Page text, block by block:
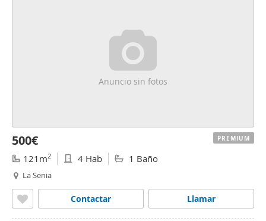
Anuncio sin fotos
500€
121m2 4 Hab 1 Baño
La Senia
Llamar
Contactar
PREMIUM